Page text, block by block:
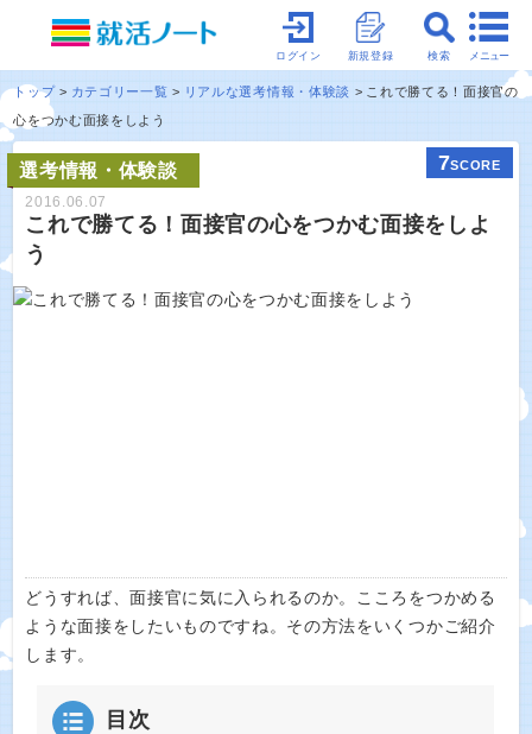
メニュー
検索
新規登録
ログイン
トップ カテゴリー一覧 リアルな選考情報・体験談
これで勝てる！面接官の
心をつかむ面接をしよう
選考情報・体験談 7SCORE
2016.06.07
これで勝てる！面接官の心をつかむ面接をしよ
う
どうすれば、面接官に気に入られるのか。こころをつかめる
ような面接をしたいものですね。その方法をいくつかご紹介
します。
目次